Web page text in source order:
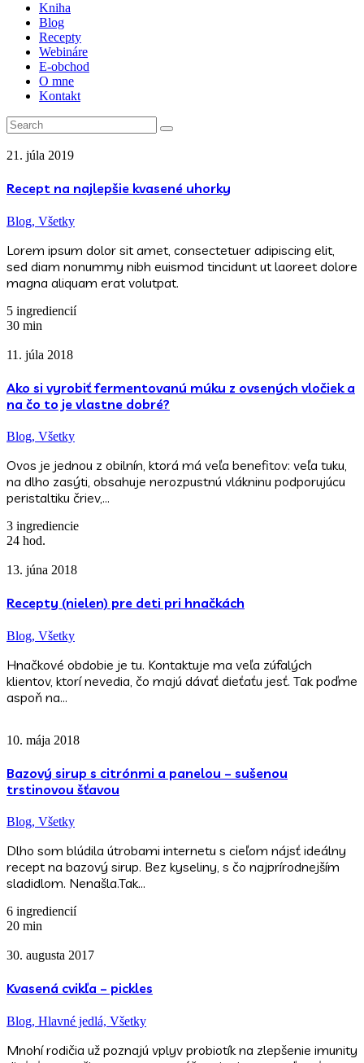
Kniha
Blog
Recepty
Webináre
E-obchod
O mne
Kontakt
21. júla 2019
Recept na najlepšie kvasené uhorky
Blog, Všetky
Lorem ipsum dolor sit amet, consectetuer adipiscing elit,
sed diam nonummy nibh euismod tincidunt ut laoreet dolore
magna aliquam erat volutpat.
5 ingrediencií
30 min
11. júla 2018
Ako si vyrobiť fermentovanú múku z ovsených vločiek a
na čo to je vlastne dobré?
Blog, Všetky
Ovos je jednou z obilnín, ktorá má veľa benefitov: veľa tuku,
na dlho zasýti, obsahuje nerozpustnú vlákninu podporujúcu
peristaltiku čriev,…
3 ingrediencie
24 hod.
13. júna 2018
Recepty (nielen) pre deti pri hnačkách
Blog, Všetky
Hnačkové obdobie je tu. Kontaktuje ma veľa zúfalých
klientov, ktorí nevedia, čo majú dávať dieťaťu jesť. Tak poďme
aspoň na…
10. mája 2018
Bazový sirup s citrónmi a panelou – sušenou
trstinovou šťavou
Blog, Všetky
Dlho som blúdila útrobami internetu s cieľom nájsť ideálny
recept na bazový sirup. Bez kyseliny, s čo najprírodnejším
sladidlom. Nenašla.Tak…
6 ingrediencií
20 min
30. augusta 2017
Kvasená cvikľa – pickles
Blog, Hlavné jedlá, Všetky
Mnohí rodičia už poznajú vplyv probiotík na zlepšenie imunity